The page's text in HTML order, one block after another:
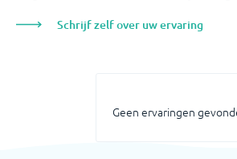
Schrijf zelf over uw ervaring
Geen ervaringen